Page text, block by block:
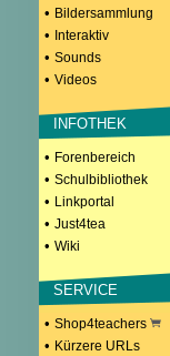
• Bildersammlung
• Interaktiv
• Sounds
• Videos
INFOTHEK
• Forenbereich
• Schulbibliothek
• Linkportal
• Just4tea
• Wiki
SERVICE
• Shop4teachers
• Kürzere URLs